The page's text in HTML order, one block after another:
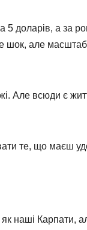
5 доларів, а за
шок, але
Але всюди є
те, що маєш
наші Карпати,